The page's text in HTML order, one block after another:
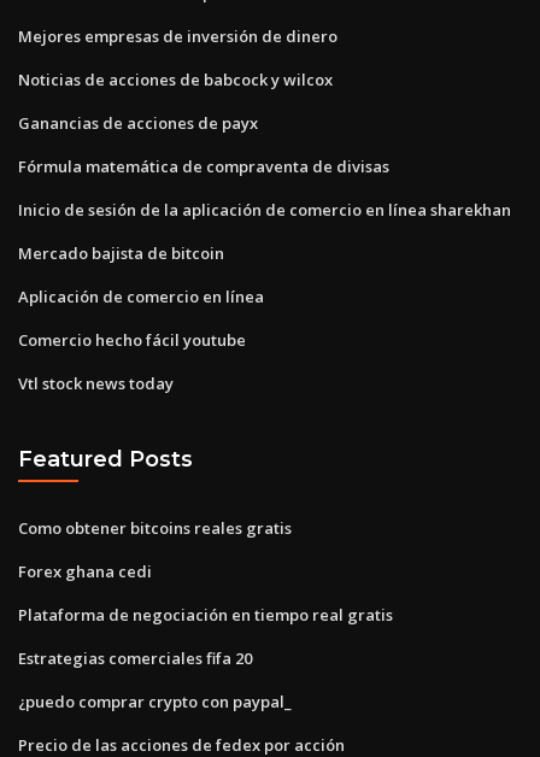
Mejores empresas de inversión de dinero
Noticias de acciones de babcock y wilcox
Ganancias de acciones de payx
Fórmula matemática de compraventa de divisas
Inicio de sesión de la aplicación de comercio en línea sharekhan
Mercado bajista de bitcoin
Aplicación de comercio en línea
Comercio hecho fácil youtube
Vtl stock news today
Featured Posts
Como obtener bitcoins reales gratis
Forex ghana cedi
Plataforma de negociación en tiempo real gratis
Estrategias comerciales fifa 20
¿puedo comprar crypto con paypal_
Precio de las acciones de fedex por acción